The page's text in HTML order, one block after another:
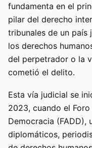
fundamenta en el
pilar del derecho
tribunales de un país
los derechos
del perpetrador o la
cometió el delito.
Esta vía judicial se
2023, cuando el
Democracia
diplomáticos,